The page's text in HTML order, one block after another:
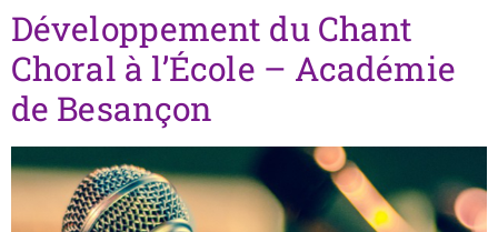
Développement du Chant
Choral à l’École – Académie
de Besançon